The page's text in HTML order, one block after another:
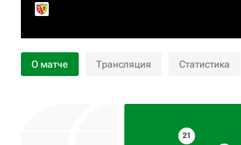
О матче Трансляция Статистика
21